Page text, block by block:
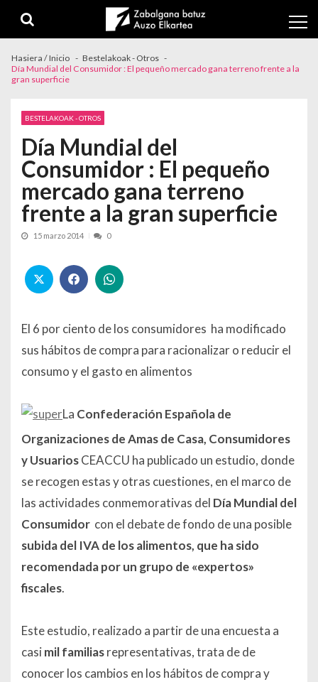
Hasiera / Inicio
Bestelakoak - Otros
Día Mundial del Consumidor : El pequeño mercado gana terreno frente a la
gran superficie
BESTELAKOAK - OTROS
Día Mundial del
Consumidor : El pequeño
mercado gana terreno
frente a la gran superficie
15 marzo 2014 0
El 6 por ciento de los consumidores ha modificado
sus hábitos de compra para racionalizar o reducir el
consumo y el gasto en alimentos
La Confederación Española de
Organizaciones de Amas de Casa, Consumidores
y UsuariosCEACCU ha publicado un estudio, donde
se recogen estas y otras cuestiones, en el marco de
las actividades conmemorativas del Día Mundial del
Consumidor con el debate de fondo de una posible
subida del IVA de los alimentos, que ha sido
recomendada por un grupo de «expertos»
fiscales.
Este estudio, realizado a partir de una encuesta a
casimil familiasrepresentativas, trata de de
conocer los cambios en los hábitos de compra y